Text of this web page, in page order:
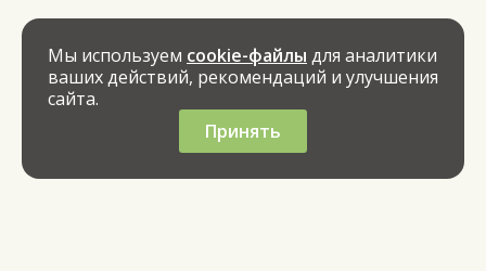
Мы используем cookie-файлы для аналитики
ваших действий, рекомендаций и улучшения
сайта.
Принять